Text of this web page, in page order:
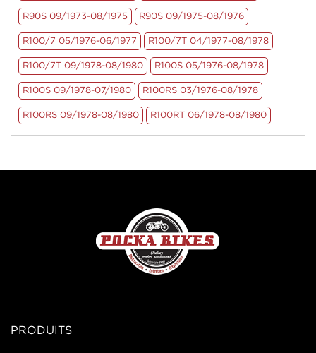
R90S 09/1973-08/1975 R90S 09/1975-08/1976
R100/7 05/1976-06/1977 R100/7T 04/1977-08/1978
R100/7T 09/1978-08/1980 R100S 05/1976-08/1978
R100S 09/1978-07/1980 R100RS 03/1976-08/1978
R100RS 09/1978-08/1980 R100RT 06/1978-08/1980
PRODUITS